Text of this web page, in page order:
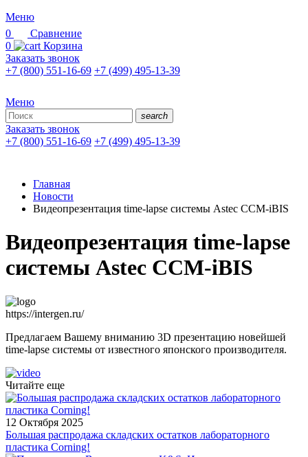
Меню
0
Сравнение
0
Корзина
Заказать звонок
+7 (800) 551-16-69 +7 (499) 495-13-39
Меню
search
Заказать звонок
+7 (800) 551-16-69 +7 (499) 495-13-39
Главная
Новости
Видеопрезентация time-lapse системы Astec CCM-iBIS
Видеопрезентация time-lapse
системы Astec CCM-iBIS
https://intergen.ru/
Предлагаем Вашему вниманию 3D презентацию новейшей
time-lapse системы от известного японского производителя.
Читайте еще
12 Октября 2025
Большая распродажа складских остатков лабораторного
пластика Corning!